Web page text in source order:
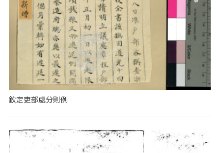
欽定吏部處分則例